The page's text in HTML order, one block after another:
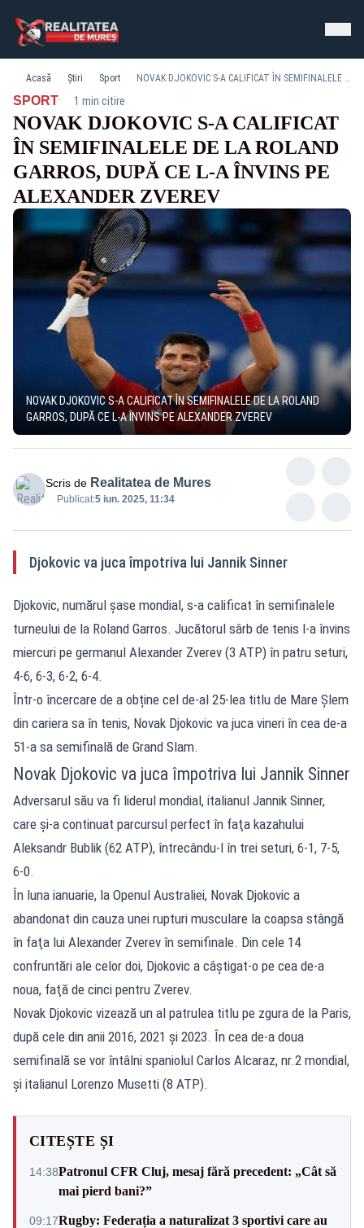
Acasă Știri Sport NOVAK DJOKOVIC S-A CALIFICAT ÎN SEMIFINALELE DE LA ROLAND GARROS, DUPĂ CE L-A ÎNVINS PE ALEXANDER ZVEREV
SPORT· 1 min citire
NOVAK DJOKOVIC S-A CALIFICAT
ÎN SEMIFINALELE DE LA ROLAND
GARROS, DUPĂ CE L-A ÎNVINS PE
ALEXANDER ZVEREV
NOVAK DJOKOVIC S-A CALIFICAT ÎN SEMIFINALELE DE LA ROLAND
GARROS, DUPĂ CE L-A ÎNVINS PE ALEXANDER ZVEREV
Scris de Realitatea de Mures
Publicat:5 iun. 2025, 11:34
Djokovic va juca împotriva lui Jannik Sinner
Djokovic, numărul şase mondial, s-a calificat în semifinalele
turneului de la Roland Garros. Jucătorul sârb de tenis l-a învins
miercuri pe germanul Alexander Zverev (3 ATP) în patru seturi,
4-6, 6-3, 6-2, 6-4.
Într-o încercare de a obține cel de-al 25-lea titlu de Mare Şlem
din cariera sa în tenis, Novak Djokovic va juca vineri în cea de-a
51-a sa semifinală de Grand Slam.
Novak Djokovic va juca împotriva lui Jannik Sinner
Adversarul său va fi liderul mondial, italianul Jannik Sinner,
care şi-a continuat parcursul perfect în faţa kazahului
Aleksandr Bublik (62 ATP), întrecându-l în trei seturi, 6-1, 7-5,
6-0.
În luna ianuarie, la Openul Australiei, Novak Djokovic a
abandonat din cauza unei rupturi musculare la coapsa stângă
în faţa lui Alexander Zverev în semifinale. Din cele 14
confruntări ale celor doi, Djokovic a câştigat-o pe cea de-a
noua, faţă de cinci pentru Zverev.
Novak Djokovic vizează un al patrulea titlu pe zgura de la Paris,
după cele din anii 2016, 2021 şi 2023. În cea de-a doua
semifinală se vor întâlni spaniolul Carlos Alcaraz, nr.2 mondial,
şi italianul Lorenzo Musetti (8 ATP).
CITEȘTE ȘI
14:38Patronul CFR Cluj, mesaj fără precedent: „Cât să
mai pierd bani?”
09:17Rugby: Federația a naturalizat 3 sportivi care au